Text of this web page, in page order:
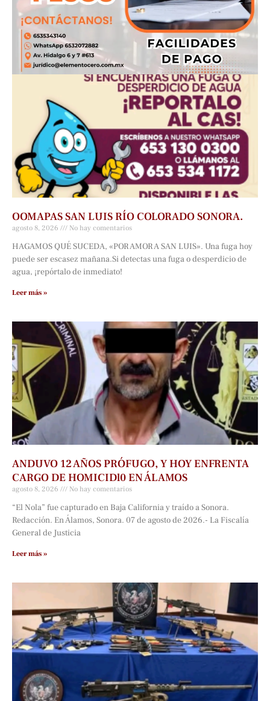
OOMAPAS SAN LUIS RÍO COLORADO SONORA.
agosto 8, 2026 No hay comentarios
HAGAMOS QUÉ SUCEDA, «POR AMOR A SAN LUIS». Una fuga hoy
puede ser escasez mañana.Si detectas una fuga o desperdicio de
agua, ¡repórtalo de inmediato!
Leer más »
ANDUVO 12 AÑOS PRÓFUGO, Y HOY ENFRENTA
CARGO DE HOMICIDl0 EN ÁLAMOS
agosto 8, 2026 No hay comentarios
“El Nola” fue capturado en Baja California y traído a Sonora.
Redacción. En Álamos, Sonora. 07 de agosto de 2026.- La Fiscalía
General de Justicia
Leer más »